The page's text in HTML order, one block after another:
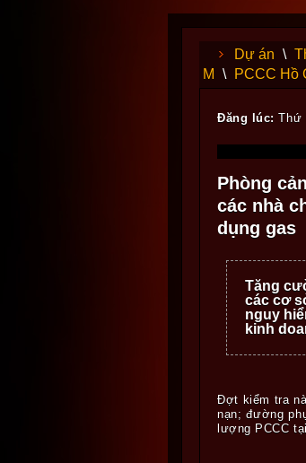
Dự án \
M
\ PCCC Hồ
Đăng lúc: Thứ
Phòng
các nhà
dụng gas
Tăng
các cơ
nguy
kinh
Đợt kiểm tra
nạn; đường
lượng PCCC